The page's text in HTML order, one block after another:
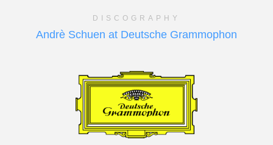
DISCOGRAPHY
Andrè Schuen at Deutsche Grammophon